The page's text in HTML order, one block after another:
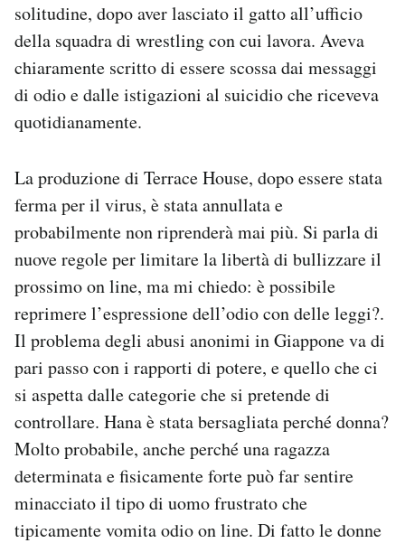
solitudine, dopo aver lasciato il gatto all’ufficio
della squadra di wrestling con cui lavora. Aveva
chiaramente scritto di essere scossa dai messaggi
di odio e dalle istigazioni al suicidio che riceveva
quotidianamente.
La produzione di Terrace House, dopo essere stata
ferma per il virus, è stata annullata e
probabilmente non riprenderà mai più. Si parla di
nuove regole per limitare la libertà di bullizzare il
prossimo on line, ma mi chiedo: è possibile
reprimere l’espressione dell’odio con delle leggi?.
Il problema degli abusi anonimi in Giappone va di
pari passo con i rapporti di potere, e quello che ci
si aspetta dalle categorie che si pretende di
controllare. Hana è stata bersagliata perché donna?
Molto probabile, anche perché una ragazza
determinata e fisicamente forte può far sentire
minacciato il tipo di uomo frustrato che
tipicamente vomita odio on line. Di fatto le donne